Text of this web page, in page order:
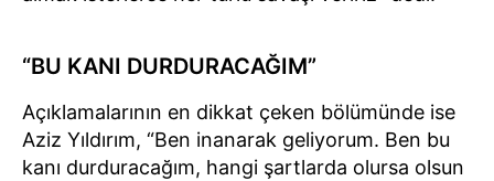
“BU KANI DURDURACAĞIM”
Açıklamalarının en dikkat çeken bölümünde ise
Aziz Yıldırım, “Ben inanarak geliyorum. Ben bu
kanı durduracağım, hangi şartlarda olursa olsun